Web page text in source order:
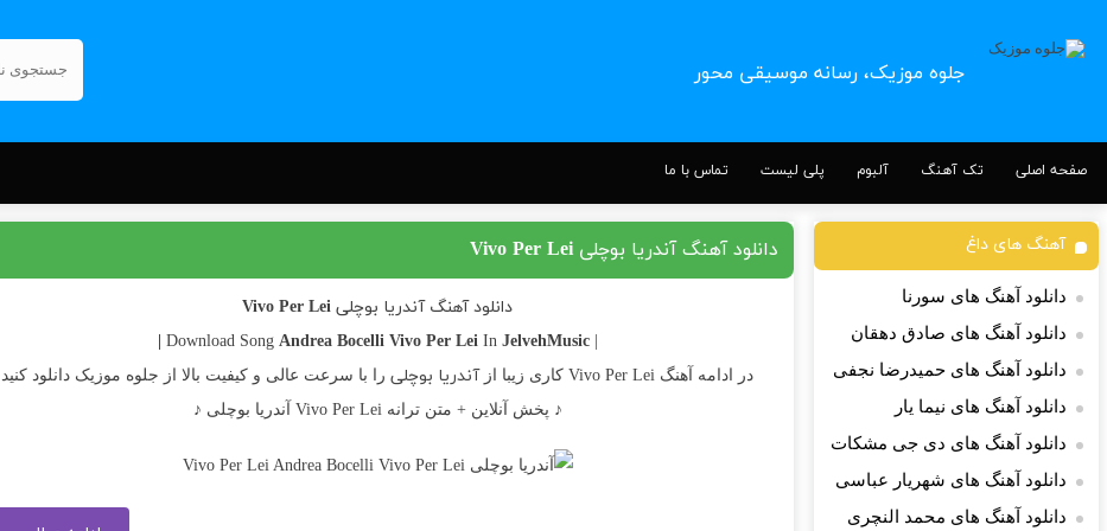
جلوه موزیک، رسانه موسیقی محور
صفحه اصلی تک آهنگ آلبوم پلی لیست تماس با ما
دانلود آهنگ آندریا بوچلی Vivo Per Lei
دانلود آهنگ آندریا بوچلی Vivo Per Lei
| Download Song
Andrea Bocelli Vivo Per LeiIn JelvehMusic |
در ادامه آهنگ Vivo Per Lei کاری زیبا از آندریا بوچلیرا با سرعت عالی و کیفیت بالا از جلوه موزیک دانلود کنید
♪ پخش آنلاین + متن ترانه Vivo Per Lei آندریا بوچلی ♪
آهنگ های داغ
دانلود آهنگ های سورنا
دانلود آهنگ های صادق دهقان
دانلود آهنگ های حمیدرضا نجفی
دانلود آهنگ های نیما یار
دانلود آهنگ های دی جی مشکات
دانلود آهنگ های شهریار عباسی
دانلود آهنگ های محمد النچری